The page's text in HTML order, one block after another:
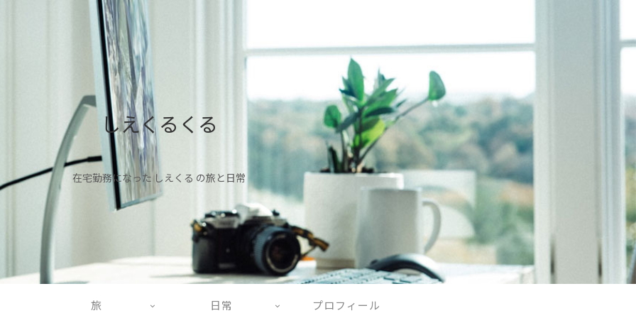
しえくるくる
在宅勤務になった しえくる の旅と日常
旅 日常 プロフィール